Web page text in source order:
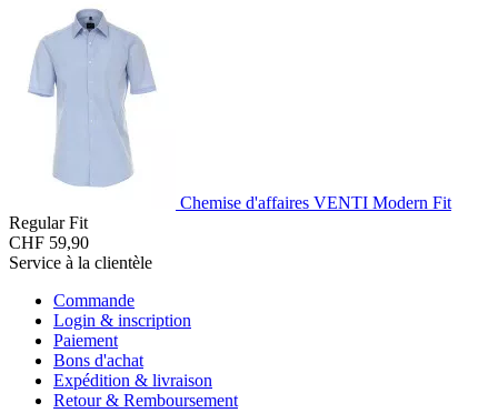
Chemise d'affaires VENTI Modern Fit
Regular Fit
CHF 59,90
Service à la clientèle
Commande
Login & inscription
Paiement
Bons d'achat
Expédition & livraison
Retour & Remboursement